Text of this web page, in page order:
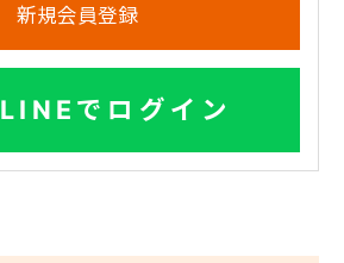
LINEでログイン